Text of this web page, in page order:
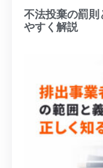
不法投棄の罰則
やすく解説